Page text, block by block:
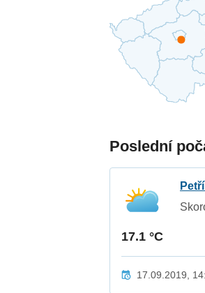
Poslední
17.1 °C
17.09.2019,